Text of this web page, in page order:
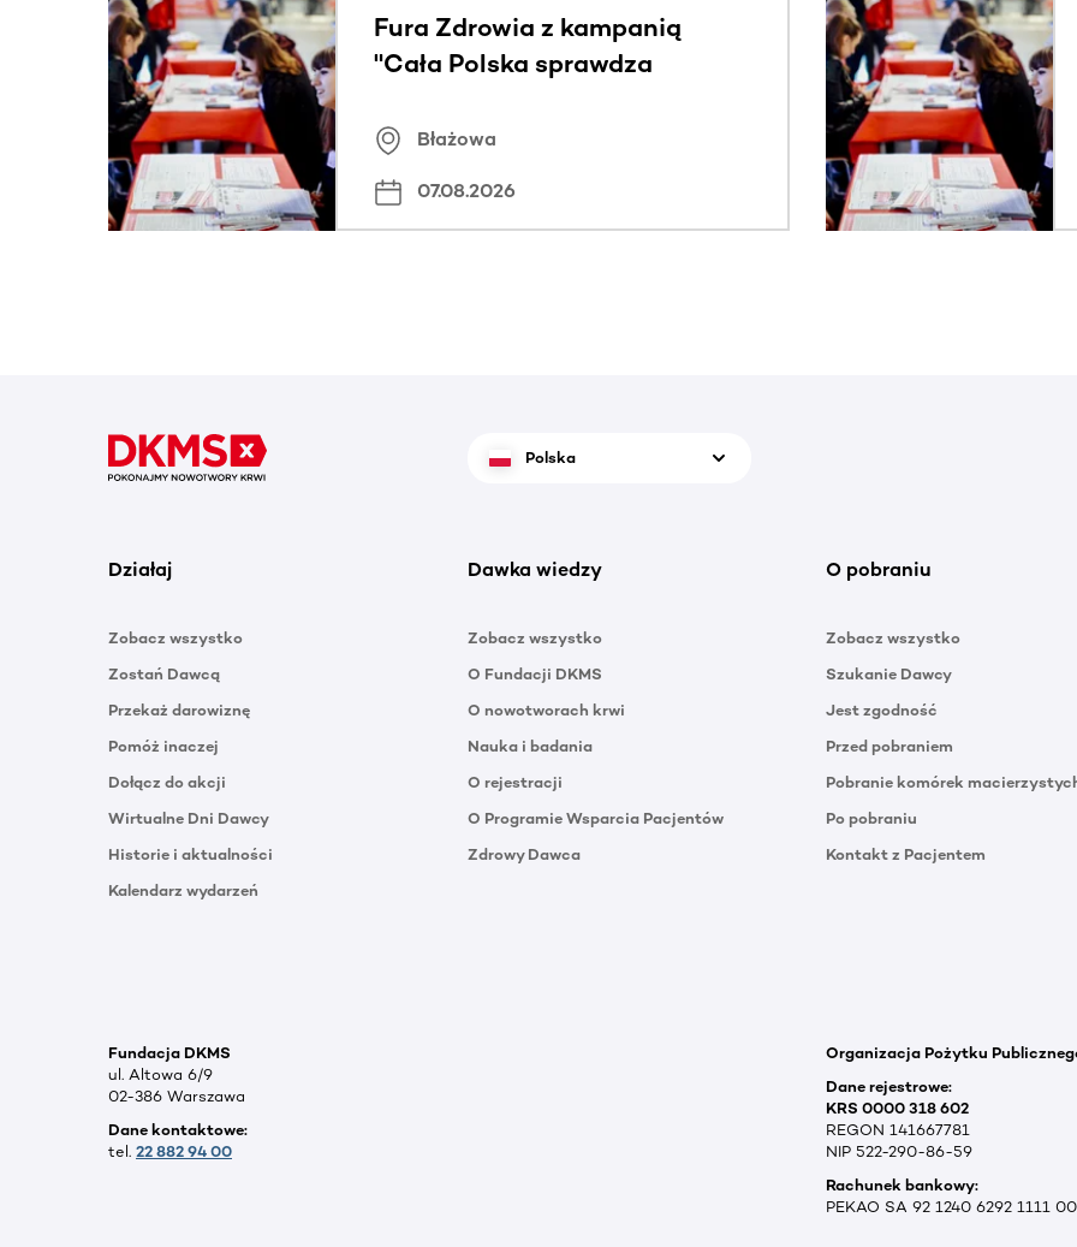
Fura Zdrowia z kampanią
"Cała Polska sprawdza
Błażowa
07.08.2026
Polska
Działaj
Zobacz wszystko
Zostań Dawcą
Przekaż darowiznę
Pomóż inaczej
Dołącz do akcji
Wirtualne Dni Dawcy
Historie i aktualności
Kalendarz wydarzeń
Dawka wiedzy
Zobacz wszystko
O Fundacji DKMS
O nowotworach krwi
Nauka i badania
O rejestracji
O Programie Wsparcia Pacjentów
Zdrowy Dawca
O pobraniu
Zobacz wszystko
Szukanie Dawcy
Jest zgodność
Przed pobraniem
Pobranie komórek
Po pobraniu
Kontakt z Pacjentem
Fundacja DKMS
ul. Altowa 6/9
02-386 Warszawa
Dane kontaktowe:
tel. 22 882 94 00
Organizacja Pożytku
Dane rejestrowe:
KRS 0000 318 602
REGON 141667781
NIP 522-290-86-59
Rachunek bankowy:
PEKAO SA 92 1240 6292 1111